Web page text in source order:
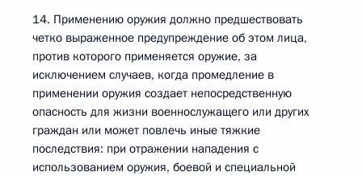
14. Применению оружия должно предшествовать
четко выраженное предупреждение об этом лица,
против которого применяется оружие, за
исключением случаев, когда промедление в
применении оружия создает непосредственную
опасность для жизни военнослужащего или других
граждан или может повлечь иные тяжкие
последствия: при отражении нападения с
использованием оружия, боевой и специальной